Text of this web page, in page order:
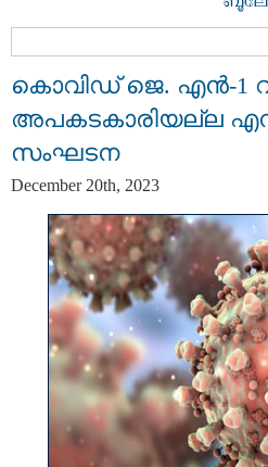
കൊവിഡ് ജെ. എൻ-1
അപകടകാരിയല്ല
സംഘടന
December 20th, 2023